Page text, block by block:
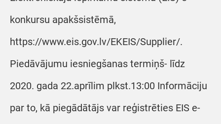
konkursu apakšsistēmā,
https://www.eis.gov.lv/EKEIS/Supplier/.
Piedāvājumu iesniegšanas termiņš- līdz
2020. gada 22.aprīlim plkst.13:00 Informāciju
par to, kā piegādātājs var reģistrēties EIS e-